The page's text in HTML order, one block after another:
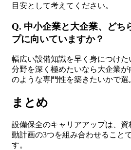
目安として考えてください。
Q. 中小企業と大企業、どち
プに向いていますか？
幅広い設備知識を早く身につけ
分野を深く極めたいなら大企業
のような専門性を築きたいかで選
まとめ
設備保全のキャリアアップは、
動計画の3つを組み合わせること
す。